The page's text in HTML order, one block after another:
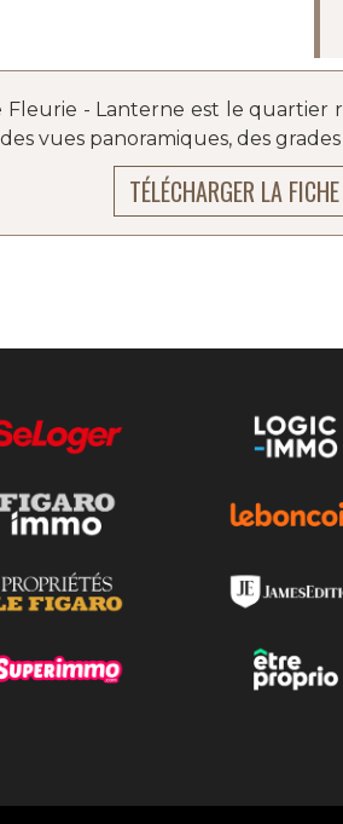
Fleurie - Lanterne est le
vues panoramiques, des
TÉLÉCHARGER LA